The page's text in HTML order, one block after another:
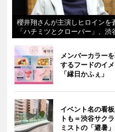
櫻井翔さんが主演しヒロインを
「ハチミツとクローバー」、
メンバーカラー
するフードのイ
「縁日かふぇ」
イベント名の看
トも＝渋谷サク
ミストの「避暑